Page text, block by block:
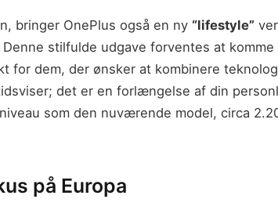
bringer OnePlus også en ny “lifestyle”
stilfulde udgave forventes at
for dem, der ønsker at kombinere
det er en forlængelse af din
som den nuværende model, circa
på Europa